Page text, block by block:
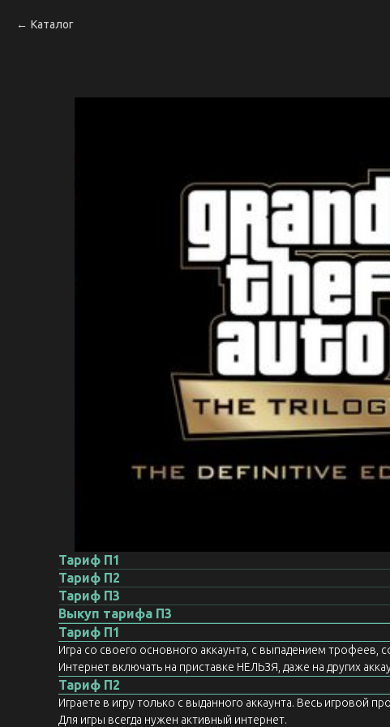
Каталог
Тариф П1
Тариф П2
Тариф П3
Выкуп тарифа П3
Тариф П1
Игра со своего основного аккаунта, с выпадением
Интернет включать на приставке НЕЛЬЗЯ, даже на других
Тариф П2
Играете в игру только с выданного аккаунта. Весь игровой
Для игры всегда нужен активный интернет.